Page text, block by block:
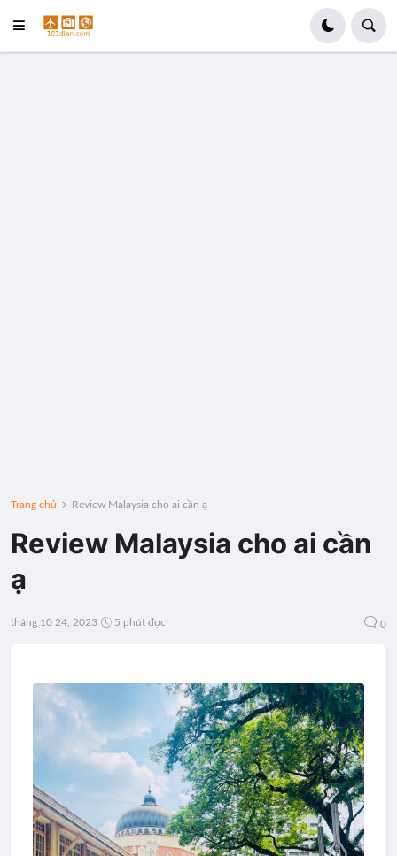
Trang chủ Review Malaysia cho ai cần ạ
Review Malaysia cho ai cần
ạ
tháng 10 24, 2023 5 phút đọc 0